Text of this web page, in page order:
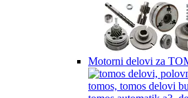
Motorni delovi za